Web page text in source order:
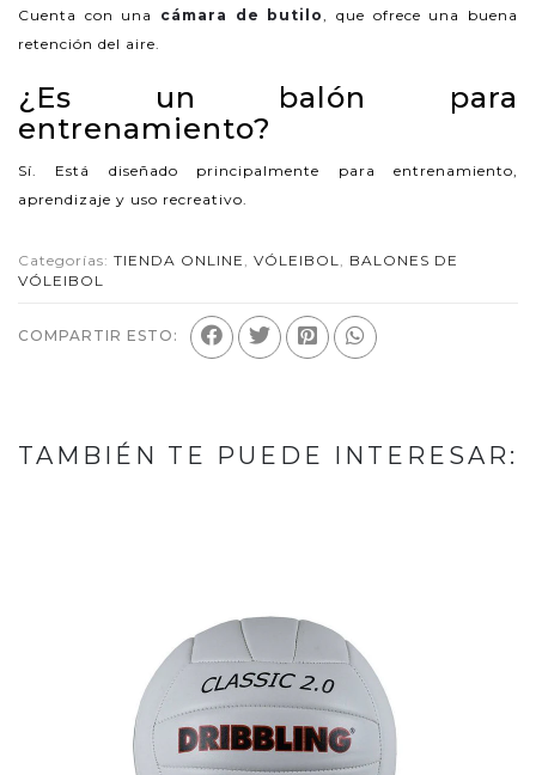
Cuenta con una cámara de butilo, que ofrece una buena
retención del aire.
¿Es un balón para
entrenamiento?
Sí. Está diseñado principalmente para entrenamiento,
aprendizaje y uso recreativo.
Categorías: TIENDA ONLINE , VÓLEIBOL, BALONES DE
VÓLEIBOL
COMPARTIR ESTO:
TAMBIÉN TE PUEDE INTERESAR: